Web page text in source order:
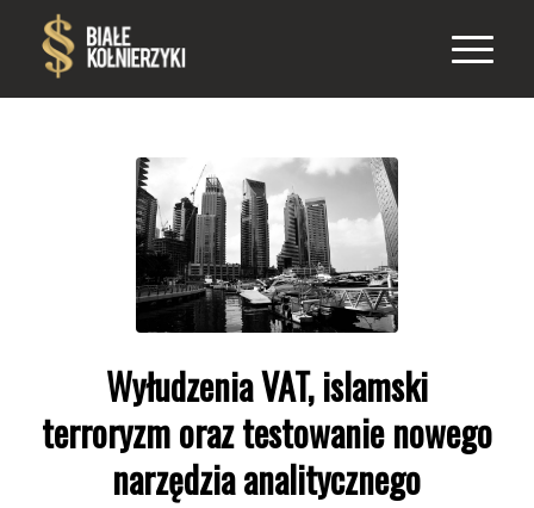
Wyłudzenia VAT, islamski
terroryzm oraz testowanie nowego
narzędzia analitycznego